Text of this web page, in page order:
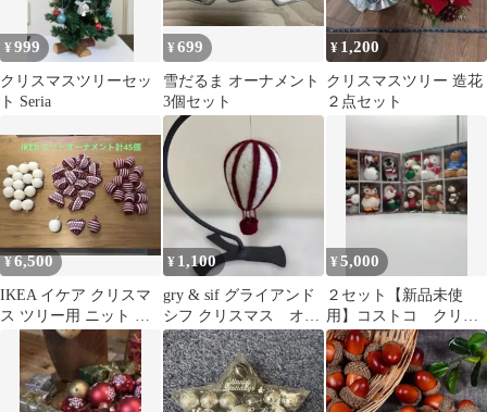
¥999
クリスマスツリーセッ
ト Seria
¥699
雪だるま オーナメント
3個セット
¥ 1,200
クリスマスツリー 造花
２点セット
¥6,500
IKEA イケア クリスマ
ス ツリー用 ニット オ
ーナメント 計45個 北欧
¥ 1,100
gry & sif グライアンド
シフ クリスマス オー
ナメント 気球
¥5,000
２セット【新品未使
用】コストコ クリス
マスオーナメント クリ
スマスツリー飾り